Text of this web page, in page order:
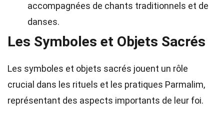
accompagnées de chants traditionnels et de
danses.
Les Symboles et Objets Sacrés
Les symboles et objets sacrés jouent un rôle
crucial dans les rituels et les pratiques Parmalim,
représentant des aspects importants de leur foi.